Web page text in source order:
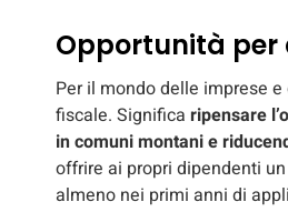
Opportunità per
Per il mondo delle imprese e
fiscale. Significa ripensare
in comuni montani e
offrire ai propri dipendenti
almeno nei primi anni di